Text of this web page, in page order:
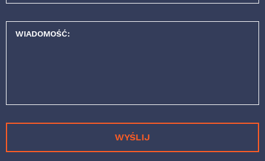
WIADOMOŚĆ:
WYŚLIJ